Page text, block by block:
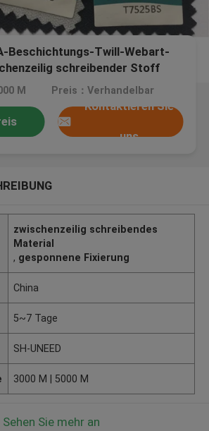
Beschichtungs-Twill-Webart-
schreibender Stoff
M Preis：Verhandelbar
Kontaktieren Sie
uns
zwischenzeilig schreibendes
Material
, gesponnene Fixierung
China
5~7 Tage
SH-UNEED
3000 M | 5000 M
Sehen Sie mehr an